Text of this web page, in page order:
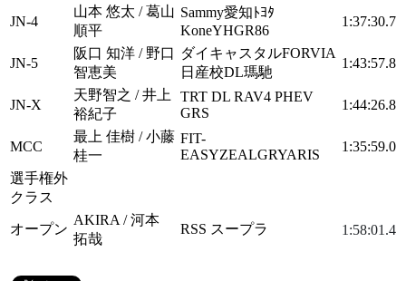
JN-4
山本 悠太 / 葛山
順平
Sammy愛知ﾄﾖﾀ
KoneYHGR86
1:37:30.7
JN-5
阪口 知洋 / 野口
智恵美
ダイキャスタルFORVIA
日産校DL瑪馳
1:43:57.8
JN-X
天野智之 / 井上
裕紀子
TRT DL RAV4 PHEV
GRS
1:44:26.8
MCC
最上 佳樹 / 小藤
桂一
FIT-
EASYZEALGRYARIS
1:35:59.0
選手権外
クラス
オープン
AKIRA / 河本
拓哉
RSS スープラ 1:58:01.4